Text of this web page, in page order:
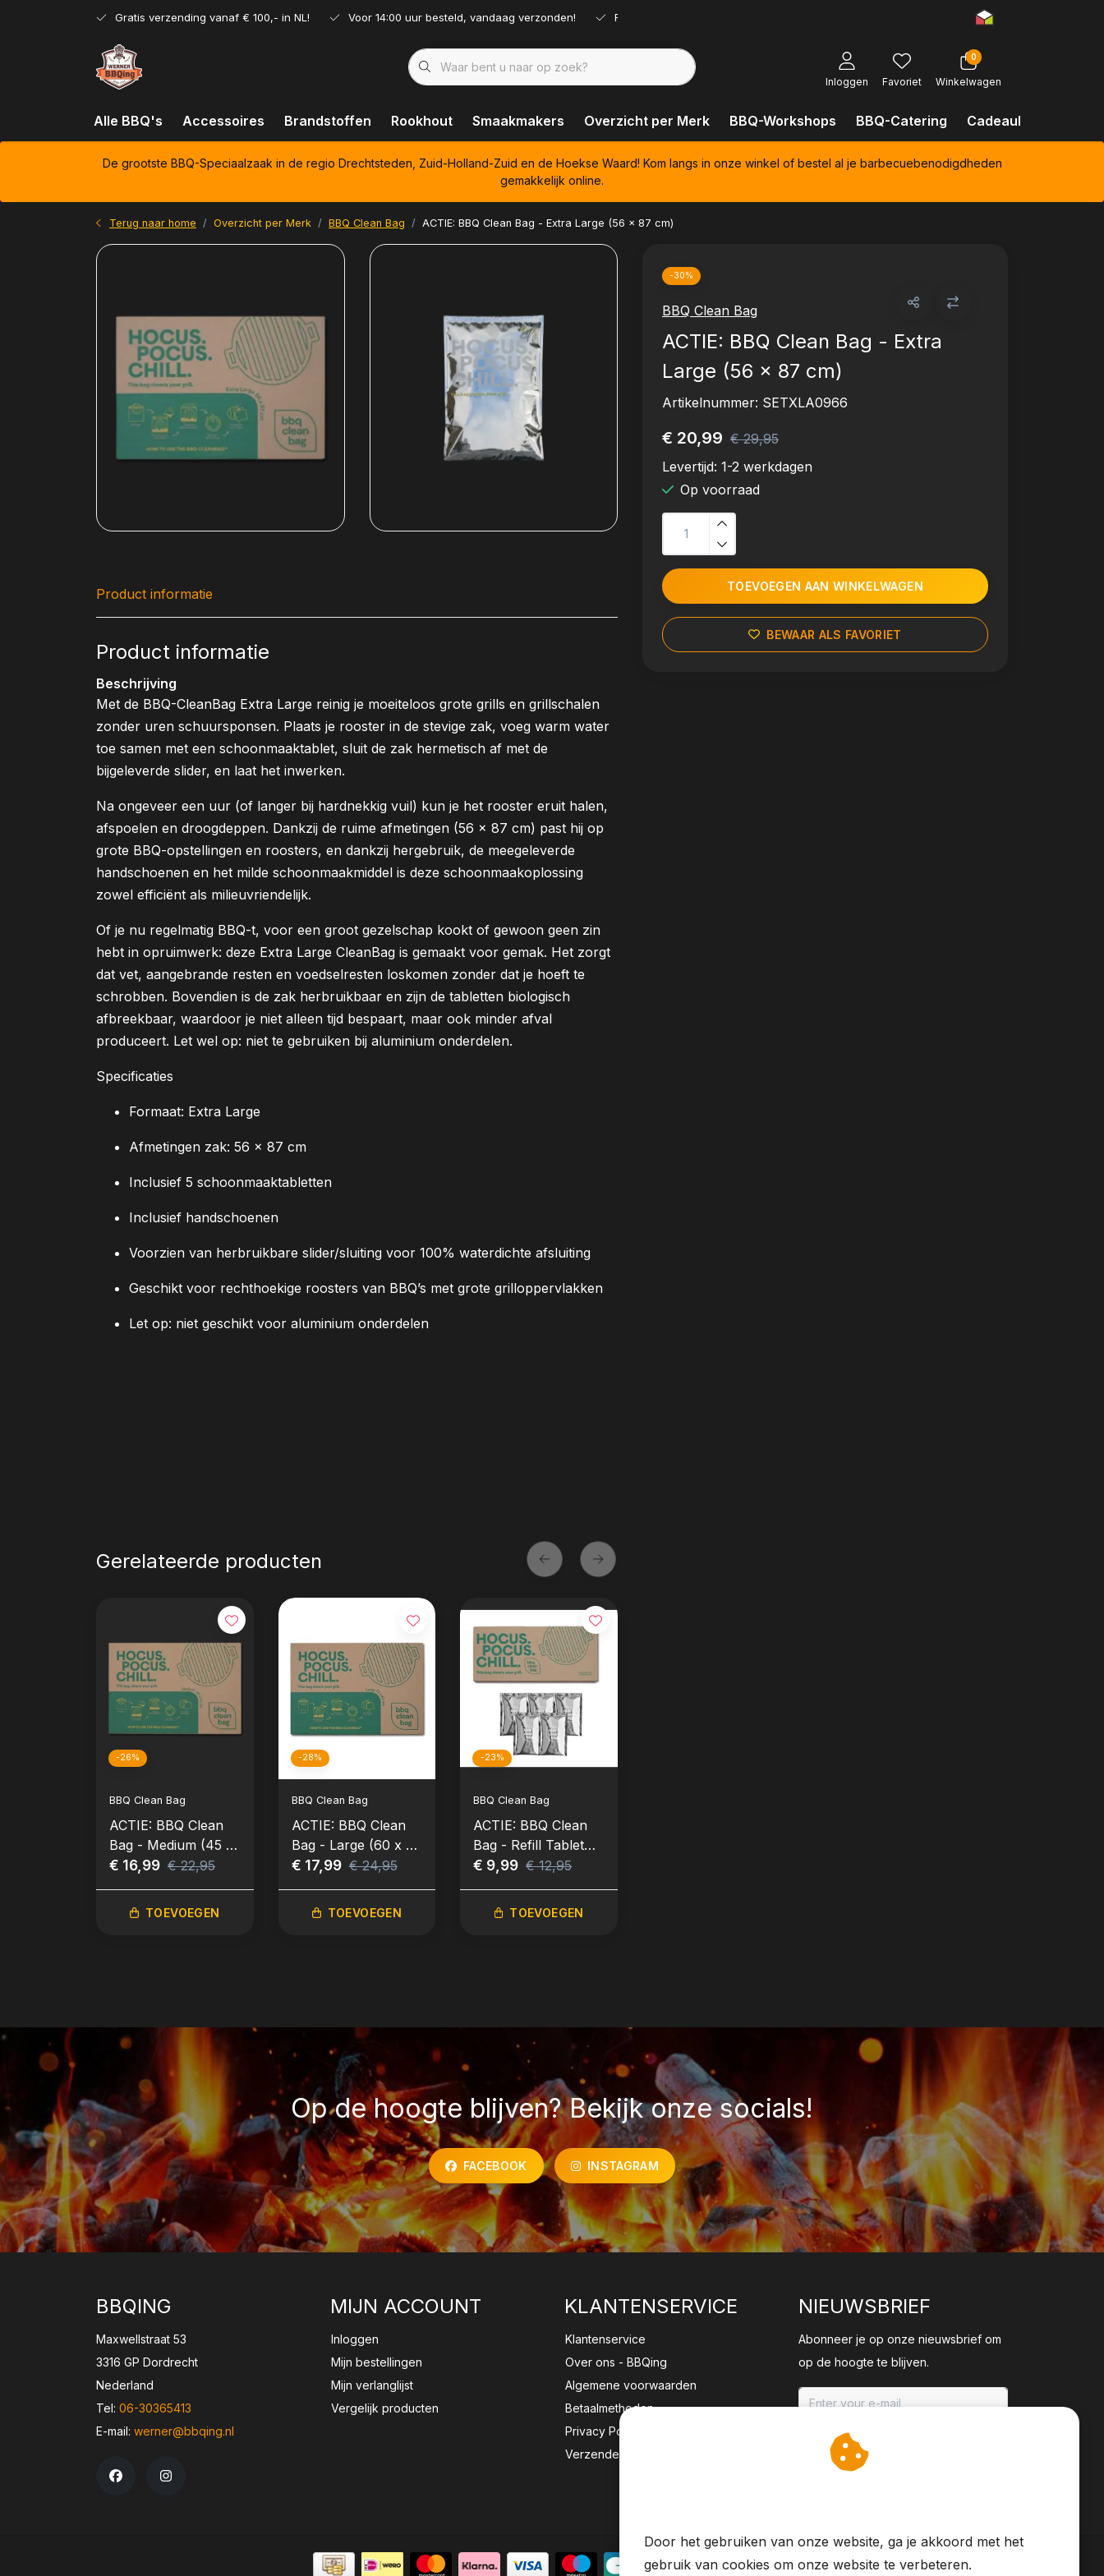
Gratis verzending vanaf € 100,- in NL! Voor 14:00 uur besteld, vandaag verzonden! Ruim assortiment!
Inloggen Favoriet
0
Winkelwagen
Alle BBQ's Accessoires Brandstoffen Rookhout Smaakmakers Overzicht per Merk BBQ-Workshops BBQ-Catering Cadeaubonnen
De grootste BBQ-Speciaalzaak in de regio Drechtsteden, Zuid-Holland-Zuid en de Hoekse Waard! Kom langs in onze winkel of bestel al je barbecuebenodigdheden
gemakkelijk online.
Terug naar home Overzicht per Merk BBQ Clean Bag ACTIE: BBQ Clean Bag - Extra Large (56 x 87 cm)
-30%
BBQ Clean Bag
ACTIE: BBQ Clean Bag - Extra
Large (56 x 87 cm)
Artikelnummer: SETXLA0966
€ 20,99 € 29,95
Levertijd: 1-2 werkdagen
Op voorraad
TOEVOEGEN AAN WINKELWAGEN
BEWAAR ALS FAVORIET
Product informatie
Product informatie
Beschrijving
Met de BBQ-CleanBag Extra Large reinig je moeiteloos grote grills en grillschalen
zonder uren schuursponsen. Plaats je rooster in de stevige zak, voeg warm water
toe samen met een schoonmaaktablet, sluit de zak hermetisch af met de
bijgeleverde slider, en laat het inwerken.
Na ongeveer een uur (of langer bij hardnekkig vuil) kun je het rooster eruit halen,
afspoelen en droogdeppen. Dankzij de ruime afmetingen (56 × 87 cm) past hij op
grote BBQ-opstellingen en roosters, en dankzij hergebruik, de meegeleverde
handschoenen en het milde schoonmaakmiddel is deze schoonmaakoplossing
zowel efficiënt als milieuvriendelijk.
Of je nu regelmatig BBQ-t, voor een groot gezelschap kookt of gewoon geen zin
hebt in opruimwerk: deze Extra Large CleanBag is gemaakt voor gemak. Het zorgt
dat vet, aangebrande resten en voedselresten loskomen zonder dat je hoeft te
schrobben. Bovendien is de zak herbruikbaar en zijn de tabletten biologisch
afbreekbaar, waardoor je niet alleen tijd bespaart, maar ook minder afval
produceert. Let wel op: niet te gebruiken bij aluminium onderdelen.
Specificaties
Formaat: Extra Large
Afmetingen zak: 56 × 87 cm
Inclusief 5 schoonmaaktabletten
Inclusief handschoenen
Voorzien van herbruikbare slider/sluiting voor 100% waterdichte afsluiting
Geschikt voor rechthoekige roosters van BBQ’s met grote grilloppervlakken
Let op: niet geschikt voor aluminium onderdelen
Gerelateerde producten
-26%
BBQ Clean Bag
ACTIE: BBQ Clean
Bag - Medium (45 x
55 cm)
€ 16,99 € 22,95
TOEVOEGEN
-28%
BBQ Clean Bag
ACTIE: BBQ Clean
Bag - Large (60 x 70
cm)
€ 17,99 € 24,95
TOEVOEGEN
-23%
BBQ Clean Bag
ACTIE: BBQ Clean
Bag - Refill Tablet
Box
€ 9,99 € 12,95
TOEVOEGEN
Op de hoogte blijven? Bekijk onze socials!
FACEBOOK INSTAGRAM
BBQING
Maxwellstraat 53
3316 GP Dordrecht
Nederland
Tel: 06-30365413
E-mail: werner@bbqing.nl
MIJN ACCOUNT
Inloggen
Mijn bestellingen
Mijn verlanglijst
Vergelijk producten
KLANTENSERVICE
Klantenservice
Over ons - BBQing
Algemene voorwaarden
Betaalmethoden
Privacy Policy
Verzenden & retourneren
NIEUWSBRIEF
Abonneer je op onze nieuwsbrief om
op de hoogte te blijven.
ABONNEER
Door het gebruiken van onze website, ga je akkoord met het
gebruik van cookies om onze website te verbeteren.